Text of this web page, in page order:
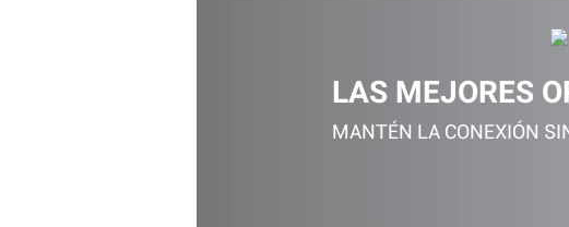
LAS MEJORES
MANTÉN LA CONEXIÓN